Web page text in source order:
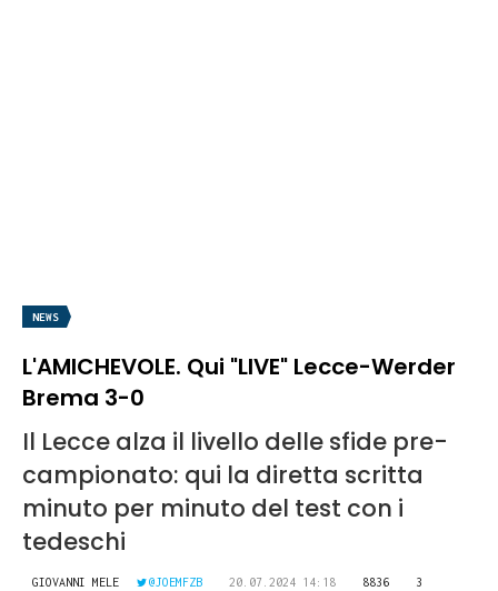
NEWS
L'AMICHEVOLE. Qui "LIVE" Lecce-Werder
Brema 3-0
Il Lecce alza il livello delle sfide pre-
campionato: qui la diretta scritta
minuto per minuto del test con i
tedeschi
GIOVANNI MELE @JOEMFZB 20.07.2024 14:18 8836 3